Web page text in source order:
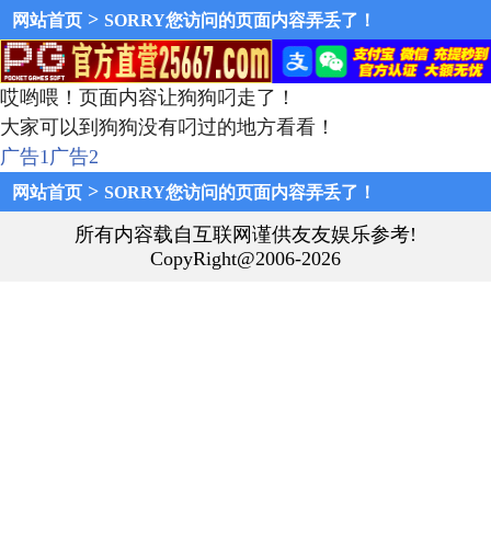
网站首页 > SORRY您访问的页面内容弄丢了！
哎哟喂！页面内容让狗狗叼走了！
大家可以到狗狗没有叼过的地方看看！
广告1广告2
网站首页 > SORRY您访问的页面内容弄丢了！
所有内容载自互联网谨供友友娱乐参考!
CopyRight@2006-2026